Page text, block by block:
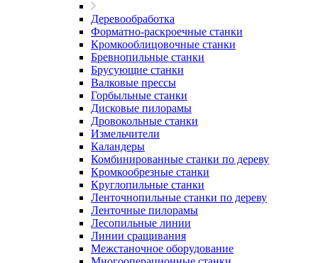
Деревообработка
Форматно-раскроечные станки
Кромкооблицовочные станки
Бревнопильные станки
Брусующие станки
Валковые прессы
Горбыльные станки
Дисковые пилорамы
Дровокольные станки
Измельчители
Каландеры
Комбинированные станки по дереву
Кромкообрезные станки
Круглопильные станки
Ленточнопильные станки по дереву
Ленточные пилорамы
Лесопильные линии
Линии сращивания
Межстаночное оборудование